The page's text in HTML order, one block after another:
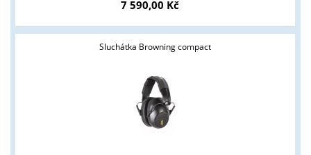
7 590,00 Kč
Sluchátka Browning compact